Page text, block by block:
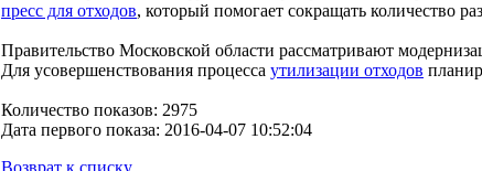
пресс для отходов, который помогает сокращать количество
Правительство Московской области рассматривают
Для усовершенствования процесса утилизации отходов
Количество показов: 2975
Дата первого показа: 2016-04-07 10:52:04